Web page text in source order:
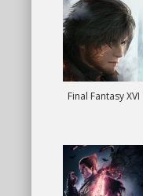
Final Fantasy XVI